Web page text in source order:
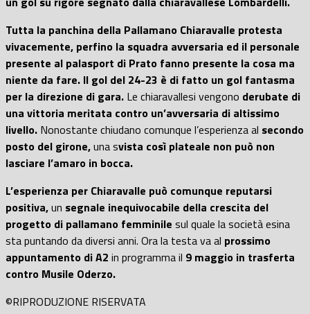
Tutta la panchina della Pallamano Chiaravalle protesta
vivacemente, perfino la squadra avversaria ed il personale
presente al palasport di Prato fanno presente la cosa ma
niente da fare. Il gol del 24-23 è di fatto un gol fantasma
per la direzione di gara. Le chiaravallesi vengono derubate di
una vittoria meritata contro un’avversaria di altissimo
livello. Nonostante chiudano comunque l’esperienza al secondo
posto del girone,una svista così plateale non può non
lasciare l’amaro in bocca.
L’esperienza per Chiaravalle può comunque reputarsi
positiva,un segnale inequivocabile della crescita del
progetto di pallamano femminile sul quale la società esina
sta puntando da diversi anni. Ora la testa va al prossimo
appuntamento di A2 in programma il 9 maggio in trasferta
contro Musile Oderzo.
©RIPRODUZIONE RISERVATA